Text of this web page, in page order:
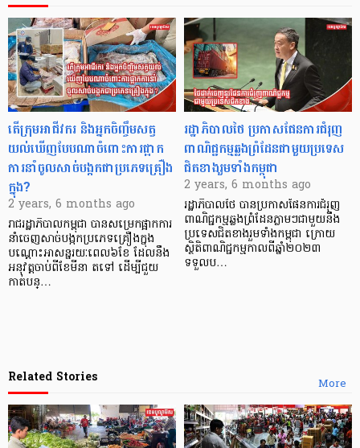
តើក្រុមអាជីវករ និងអ្នកចិញ្ចឹមសត្វ
យល់ឃើញបែបណាចំពោះការផ្អាក
ការនាំចូលសាច់បង្កកជាប្រភេទគ្រឿង
ក្នុង?
2 years, 6 months ago
រាជរដ្ឋាភិបាលកម្ពុជា បានសម្រេកផ្អាកការ
នាំចេញសាច់បង្កកប្រភេទគ្រឿងក្នុង
បណ្តោះអាសន្នរយៈពេល៦ខែ ដែលនឹង
អនុវត្តចាប់ពីខែមីនា តទៅ ដើម្បីជួយ
កាត់បន្…
រដ្ឋាភិបាលថៃ ប្រកាសផែនការជំរុញ
ពាណិជ្ជកម្មឆ្លងព្រំដែនជាមួយប្រទេស
ជិតខាងរួមទាំងកម្ពុជា
2 years, 6 months ago
រដ្ឋាភិបាលថៃ បានប្រកាសផែនការជំរុញ
ពាណិជ្ជកម្មឆ្លងព្រំដែនភ្លាមៗជាមួយនឹង
ប្រទេសជិតខាងរួមទាំងកម្ពុជា ក្រោយ
ស្ថិតិពាណិជ្ជកម្មកាលពីឆ្នាំ២០២៣
ទទួលប…
More
Related Stories